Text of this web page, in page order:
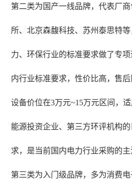
第二类为国产一线品牌，代表厂
所、北京森馥科技、苏州泰思特
力、环保行业的标准要求做了专
内行业标准要求，性价比高，售
设备价位在3万元~15万元区间，
能源投资企业、第三方环评机构
求，是当前国内电力行业采购的主
第三类为入门级品牌，多为消费